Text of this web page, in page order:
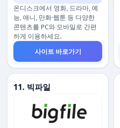
온디스크에서 영화, 드라마, 예
능, 애니, 만화·웹툰 등 다양한
콘텐츠를 PC와 모바일로 간편
하게 이용하세요.
사이트 바로가기
11. 빅파일